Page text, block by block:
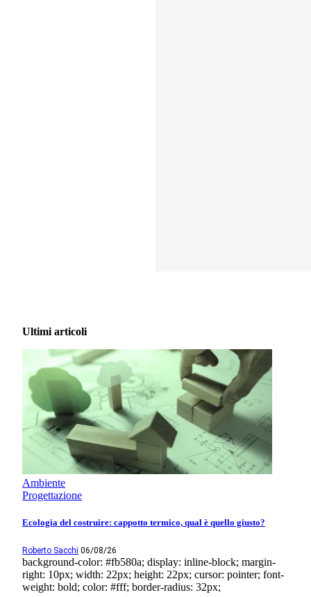
Ultimi articoli
Ambiente
Progettazione
Ecologia del costruire: cappotto termico, qual è quello giusto?
Roberto Sacchi 06/08/26
background-color: #fb580a; display: inline-block; margin-
right: 10px; width: 22px; height: 22px; cursor: pointer; font-
weight: bold; color: #fff; border-radius: 32px;